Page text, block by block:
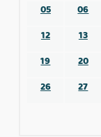
05
06
12
13
19
20
26
27